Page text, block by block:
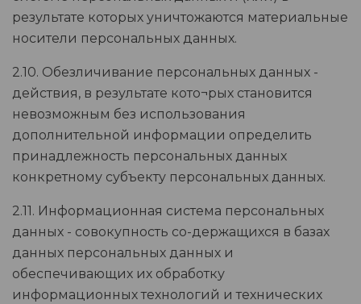
результате которых уничтожаются материальные
носители персональных данных.
2.10. Обезличивание персональных данных -
действия, в результате кото¬рых становится
невозможным без использования
дополнительной информации определить
принадлежность персональных данных
конкретному субъекту персональных данных.
2.11. Информационная система персональных
данных - совокупность со-держащихся в базах
данных персональных данных и
обеспечивающих их обработку
информационных технологий и технических